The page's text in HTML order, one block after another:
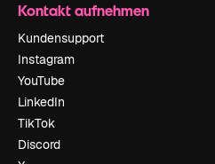
Kontakt aufnehmen
Kundensupport
Instagram
YouTube
LinkedIn
TikTok
Discord